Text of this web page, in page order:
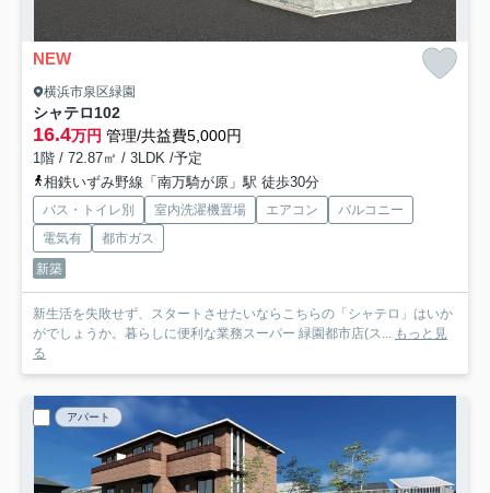
NEW
横浜市泉区緑園
シャテロ102
16.4万円 管理/共益費5,000円
1階 / 72.87㎡ / 3LDK /予定
相鉄いずみ野線「南万騎が原」駅 徒歩30分
バス・トイレ別 室内洗濯機置場 エアコン
バルコニー
電気有
都市ガス
新築
新生活を失敗せず、スタートさせたいならこちらの「シャテロ」はいか
がでしょうか。暮らしに便利な業務スーパー 緑園都市店(ス... もっと見
る
アパート